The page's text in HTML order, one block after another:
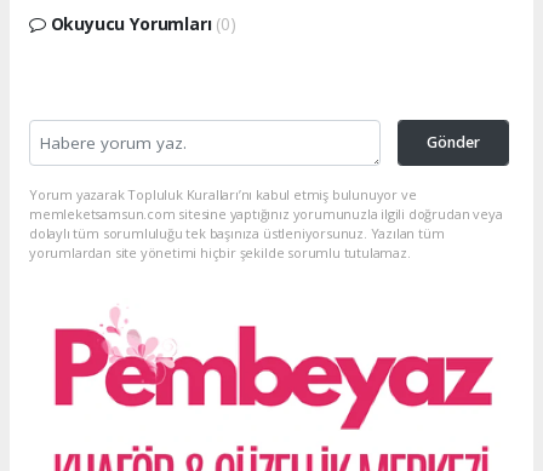
Okuyucu Yorumları (0)
Gönder
Yorum yazarak Topluluk Kuralları’nı kabul etmiş bulunuyor ve
memleketsamsun.com sitesine yaptığınız yorumunuzla ilgili doğrudan veya
dolaylı tüm sorumluluğu tek başınıza üstleniyorsunuz. Yazılan tüm
yorumlardan site yönetimi hiçbir şekilde sorumlu tutulamaz.